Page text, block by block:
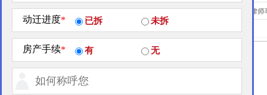
团队荣誉 当前位置： 北京创为律师
动迁进度* 已拆 未拆
房产手续* 有 无